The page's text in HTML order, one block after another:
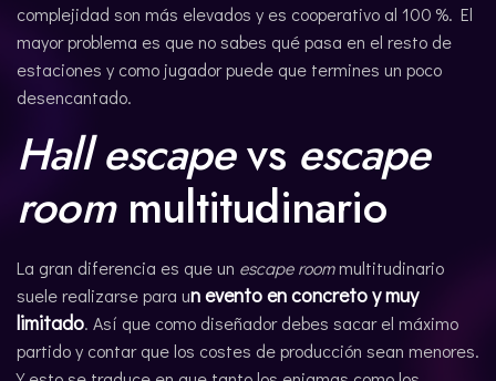
complejidad son más elevados y es cooperativo al 100 %. El
mayor problema es que no sabes qué pasa en el resto de
estaciones y como jugador puede que termines un poco
desencantado.
Hall escapevs escape
roommultitudinario
La gran diferencia es que un escape roommultitudinario
suele realizarse para un evento en concreto y muy
limitado. Así que como diseñador debes sacar el máximo
partido y contar que los costes de producción sean menores.